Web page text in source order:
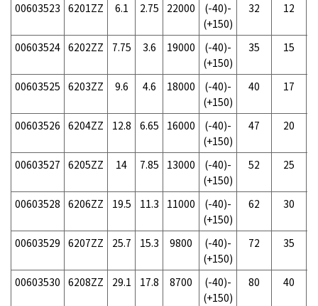
00603523 6201ZZ 6.1 2.75 22000
(-40)-
(+150)
32 12
00603524 6202ZZ 7.75 3.6 19000
(-40)-
(+150)
35 15
00603525 6203ZZ 9.6 4.6 18000
(-40)-
(+150)
40 17
00603526 6204ZZ 12.8 6.65 16000
(-40)-
(+150)
47 20
00603527 6205ZZ 14 7.85 13000
(-40)-
(+150)
52 25
00603528 6206ZZ 19.5 11.3 11000
(-40)-
(+150)
62 30
00603529 6207ZZ 25.7 15.3 9800
(-40)-
(+150)
72 35
00603530 6208ZZ 29.1 17.8 8700
(-40)-
(+150)
80 40